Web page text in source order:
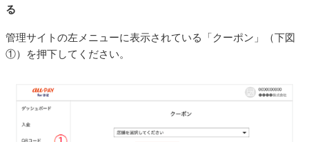
る
管理サイトの左メニューに表示されている「クーポン」（下図
①）を押下してください。